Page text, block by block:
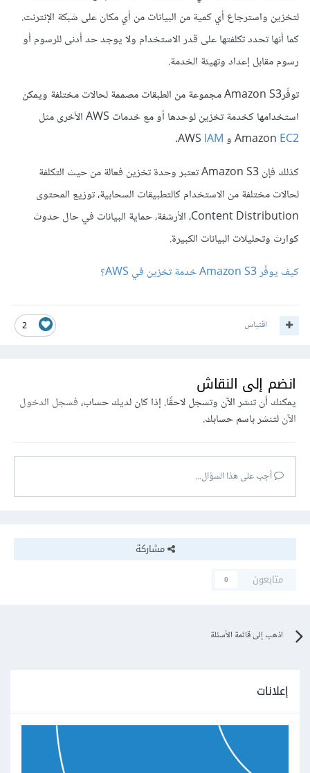
لتخزين واسترجاع أي كمية من البيانات من أي مكان على شبكة الإنترنت.
كما أنها تحدد تكلفتها على قدر الاستخدام ولا يوجد حد أدنى للرسوم أو
رسوم مقابل إعداد وتهيئة الخدمة.
توفّرAmazon S3 مجموعة من الطبقات مصممة لحالات مختلفة ويمكن
استخدامها كخدمة تخزين لوحدها أو مع خدمات AWS الأخرى مثل
AmazonEC2 و AWSIAM
.
كذلك فإن Amazon S3 تعتبر وحدة تخزين فعالة من حيث التكلفة
لحالات مختلفة من الاستخدام كالتطبيقات السحابية، توزيع المحتوى
Content Distribution، الأرشفة، حماية البيانات في حال حدوث
كوارث وتحليلات البيانات الكبيرة.
كيف يوفّر Amazon S3 خدمة تخزين في AWS؟
2 اقتباس
انضم إلى النقاش
يمكنك أن تنشر الآن وتسجل لاحقًا. إذا كان لديك حساب،فسجل الدخول
الآنلتنشر باسم حسابك.
أجب على هذا السؤال...
مشاركة
متابعون
0
اذهب إلى قائمة الأسئلة
إعلانات